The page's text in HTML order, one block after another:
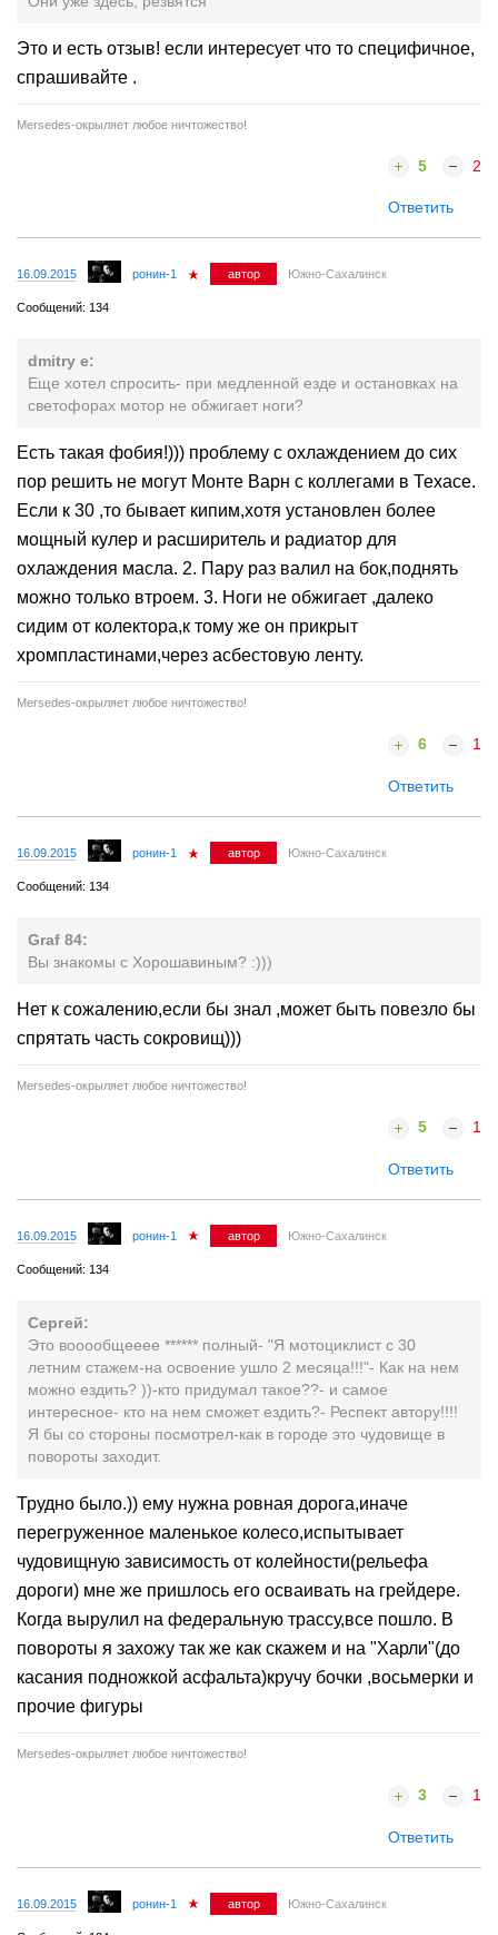
Это и есть отзыв! если интересует что то специфичное,
спрашивайте .
Mersedes-окрыляет любое ничтожество!
5 2
Ответить
16.09.2015 ронин-1 автор Южно-Сахалинск
Сообщений: 134
dmitry e:
Еще хотел спросить- при медленной езде и остановках на
светофорах мотор не обжигает ноги?
Есть такая фобия!))) проблему с охлаждением до сих
пор решить не могут Монте Варн с коллегами в Техасе.
Если к 30 ,то бывает кипим,хотя установлен более
мощный кулер и расширитель и радиатор для
охлаждения масла. 2. Пару раз валил на бок,поднять
можно только втроем. 3. Ноги не обжигает ,далеко
сидим от колектора,к тому же он прикрыт
хромпластинами,через асбестовую ленту.
Mersedes-окрыляет любое ничтожество!
6 1
Ответить
16.09.2015 ронин-1 автор Южно-Сахалинск
Сообщений: 134
Graf 84:
Вы знакомы с Хорошавиным? :)))
Нет к сожалению,если бы знал ,может быть повезло бы
спрятать часть сокровищ)))
Mersedes-окрыляет любое ничтожество!
5 1
Ответить
16.09.2015 ронин-1 автор Южно-Сахалинск
Сообщений: 134
Сергей:
Это вооообщееее ****** полный- "Я мотоциклист с 30
летним стажем-на освоение ушло 2 месяца!!!"- Как на нем
можно ездить? ))-кто придумал такое??- и самое
интересное- кто на нем сможет ездить?- Респект автору!!!!
Я бы со стороны посмотрел-как в городе это чудовище в
повороты заходит.
Трудно было.)) ему нужна ровная дорога,иначе
перегруженное маленькое колесо,испытывает
чудовищную зависимость от колейности(рельефа
дороги) мне же пришлось его осваивать на грейдере.
Когда вырулил на федеральную трассу,все пошло. В
повороты я захожу так же как скажем и на "Харли"(до
касания подножкой асфальта)кручу бочки ,восьмерки и
прочие фигуры
Mersedes-окрыляет любое ничтожество!
3 1
Ответить
16.09.2015 ронин-1 автор Южно-Сахалинск